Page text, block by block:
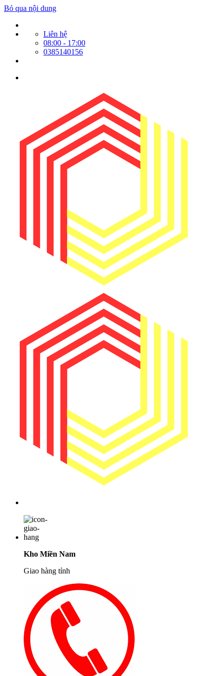
Bỏ qua nội dung
Liên hệ
08:00 - 17:00
0385140156
Kho Miền Nam
Giao hàng tỉnh